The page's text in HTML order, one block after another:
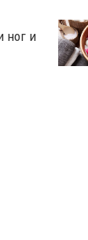
ног и